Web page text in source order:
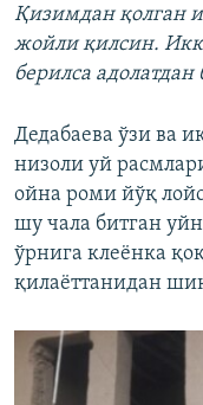
Қизимдан қолган
жойли қилсин.
берилса адолатдан
Дедабаева ўзи ва
низоли уй
ойна роми йўқ
шу чала битган
ўрнига клеёнка
қилаëттанидан